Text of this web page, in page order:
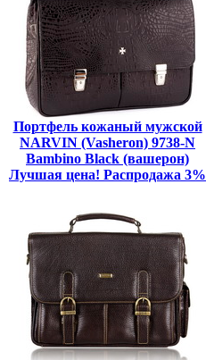
Портфель кожаный мужской
NARVIN (Vasheron) 9738-N
Bambino Black (вашерон)
Лучшая цена! Распродажа 3%